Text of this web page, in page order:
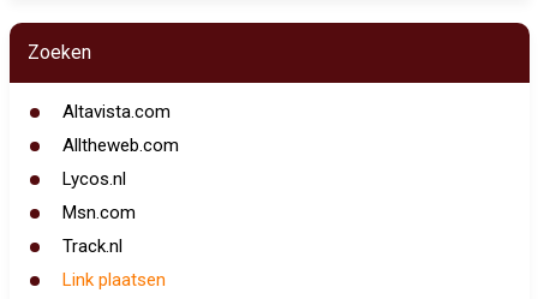
Zoeken
Altavista.com
Alltheweb.com
Lycos.nl
Msn.com
Track.nl
Link plaatsen